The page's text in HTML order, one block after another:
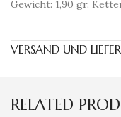
Gewicht: 1,90 gr.
VERSAND UND
RELATED